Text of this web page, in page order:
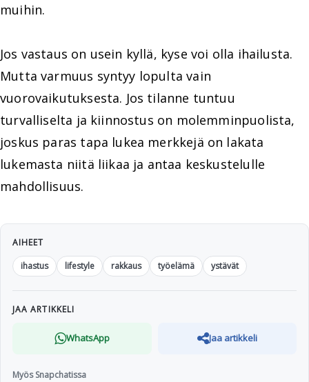
muihin.
Jos vastaus on usein kyllä, kyse voi olla ihailusta.
Mutta varmuus syntyy lopulta vain
vuorovaikutuksesta. Jos tilanne tuntuu
turvalliselta ja kiinnostus on molemminpuolista,
joskus paras tapa lukea merkkejä on lakata
lukemasta niitä liikaa ja antaa keskustelulle
mahdollisuus.
AIHEET
ihastus
lifestyle rakkaus työelämä ystävät
JAA ARTIKKELI
WhatsApp Jaa artikkeli
Myös Snapchatissa